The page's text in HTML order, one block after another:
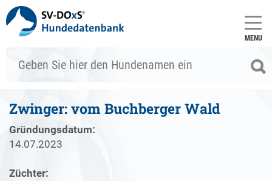
MENU
Zwinger: vom Buchberger Wald
Gründungsdatum:
14.07.2023
Züchter: